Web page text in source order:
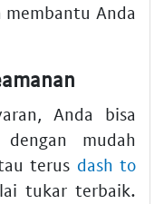
membantu Anda
Anda bisa
dengan mudah
terus dash to
tukar terbaik.